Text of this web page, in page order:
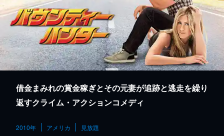
借金まみれの賞金稼ぎとその元妻が追跡と逃走を繰り
返すクライム・アクションコメディ
2010年 アメリカ 見放題